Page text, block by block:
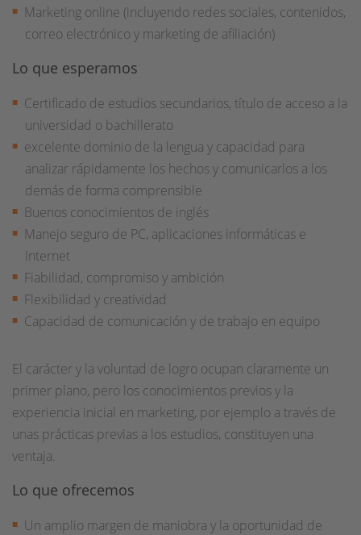
Marketing online (incluyendo redes sociales, contenidos,
correo electrónico y marketing de afiliación)
Lo que esperamos
Certificado de estudios secundarios, título de acceso a la
universidad o bachillerato
excelente dominio de la lengua y capacidad para
analizar rápidamente los hechos y comunicarlos a los
demás de forma comprensible
Buenos conocimientos de inglés
Manejo seguro de PC, aplicaciones informáticas e
Internet
Fiabilidad, compromiso y ambición
Flexibilidad y creatividad
Capacidad de comunicación y de trabajo en equipo
El carácter y la voluntad de logro ocupan claramente un
primer plano, pero los conocimientos previos y la
experiencia inicial en marketing, por ejemplo a través de
unas prácticas previas a los estudios, constituyen una
ventaja.
Lo que ofrecemos
Un amplio margen de maniobra y la oportunidad de